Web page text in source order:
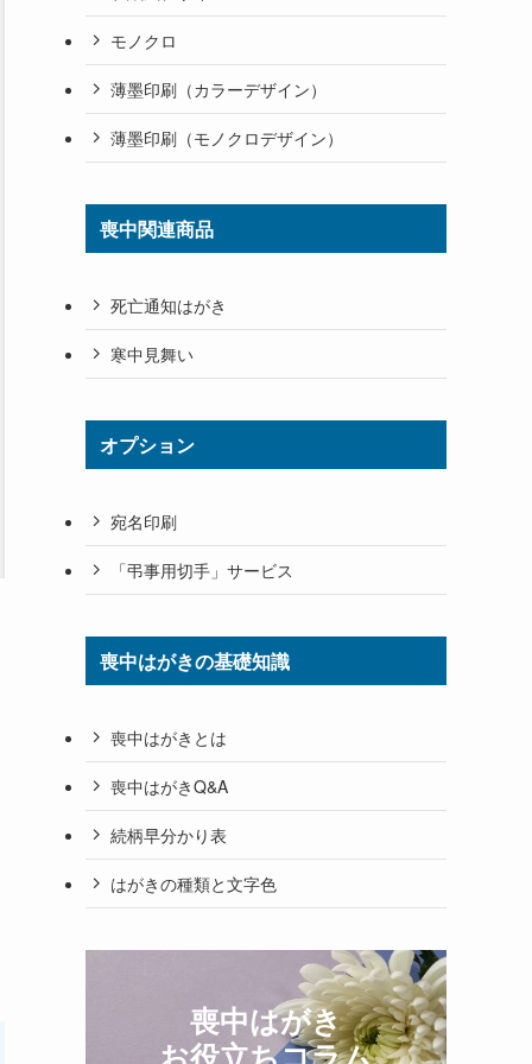
モノクロ
薄墨印刷（カラーデザイン）
薄墨印刷（モノクロデザイン）
喪中関連商品
死亡通知はがき
寒中見舞い
オプション
宛名印刷
「弔事用切手」サービス
喪中はがきの基礎知識
喪中はがきとは
喪中はがきQ&A
続柄早分かり表
はがきの種類と文字色
喪中はがき